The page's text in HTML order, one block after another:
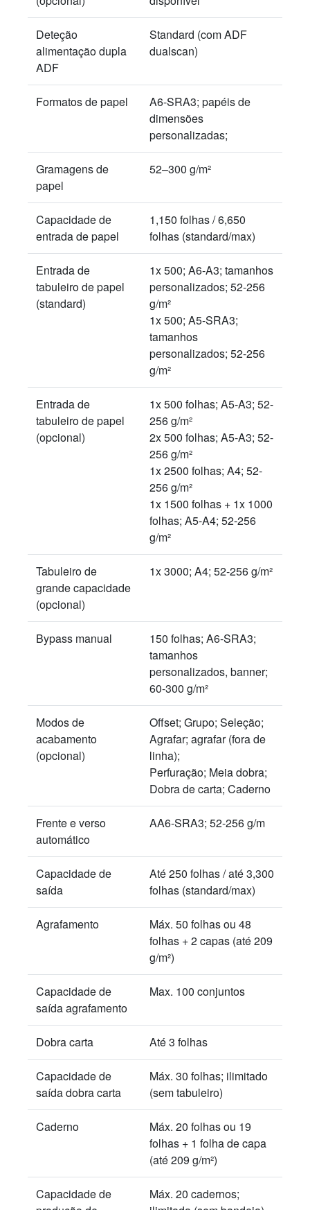
Deteção
alimentação dupla
ADF
Standard (com ADF
dualscan)
Formatos de papel
A6-SRA3; papéis de
dimensões
personalizadas;
Gramagens de
papel
52–300 g/m²
Capacidade de
entrada de papel
1,150 folhas / 6,650
folhas (standard/max)
Entrada de
tabuleiro de papel
(standard)
1x 500; A6-A3; tamanhos
personalizados; 52-256
g/m²
1x 500; A5-SRA3;
tamanhos
personalizados; 52-256
g/m²
Entrada de
tabuleiro de papel
(opcional)
1x 500 folhas; A5-A3; 52-
256 g/m²
2x 500 folhas; A5-A3; 52-
256 g/m²
1x 2500 folhas; A4; 52-
256 g/m²
1x 1500 folhas + 1x 1000
folhas; A5-A4; 52-256
g/m²
Tabuleiro de
grande capacidade
(opcional)
1x 3000; A4; 52-256 g/m²
Bypass manual
150 folhas; A6-SRA3;
tamanhos
personalizados, banner;
60-300 g/m²
Modos de
acabamento
(opcional)
Offset; Grupo; Seleção;
Agrafar; agrafar (fora de
linha);
Perfuração; Meia dobra;
Dobra de carta; Caderno
Frente e verso
automático
AA6-SRA3; 52-256 g/m
Capacidade de
saída
Até 250 folhas / até 3,300
folhas (standard/max)
Agrafamento
Máx. 50 folhas ou 48
folhas + 2 capas (até 209
g/m²)
Capacidade de
saída agrafamento
Max. 100 conjuntos
Dobra carta Até 3 folhas
Capacidade de
saída dobra carta
Máx. 30 folhas; ilimitado
(sem tabuleiro)
Caderno
Máx. 20 folhas ou 19
folhas + 1 folha de capa
(até 209 g/m²)
Capacidade de
Máx. 20 cadernos;